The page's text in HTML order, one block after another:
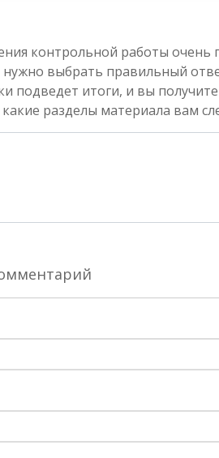
контрольной работы
выбрать правильный
подведет итоги, и вы
разделы материала вам